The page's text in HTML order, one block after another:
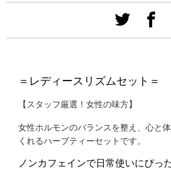
＝レディースリズムセット＝
【スタッフ厳選！女性の味方】
女性ホルモンのバランスを整え、心と
くれるハーブティーセットです。
ノンカフェインで日常使いにぴっ